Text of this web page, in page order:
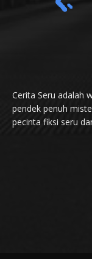
Cerita Seru adalah
pendek penuh
pecinta fiksi seru